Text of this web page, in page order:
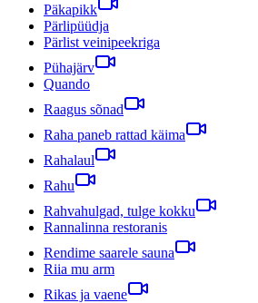
Päkapikk
Pärlipüüdja
Pärlist veinipeekriga
Pühajärv
Quando
Raagus sõnad
Raha paneb rattad käima
Rahalaul
Rahu
Rahvahulgad, tulge kokku
Rannalinna restoranis
Rendime saarele sauna
Riia mu arm
Rikas ja vaene